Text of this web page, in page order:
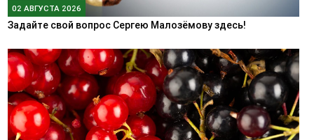
02 АВГУСТА 2026
Задайте свой вопрос Сергею Малозёмову здесь!